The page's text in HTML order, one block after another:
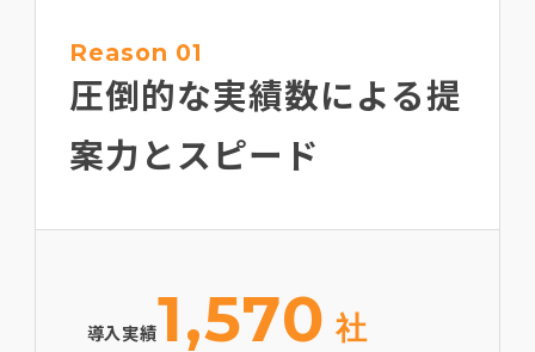
Reason 01
圧倒的な実績数による提
案力とスピード
導入実績1,570 社